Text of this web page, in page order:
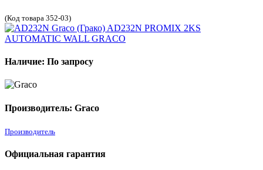
(Код товара 352-03)
Наличие: По запросу
Производитель: Graco
Производитель
Официальная гарантия